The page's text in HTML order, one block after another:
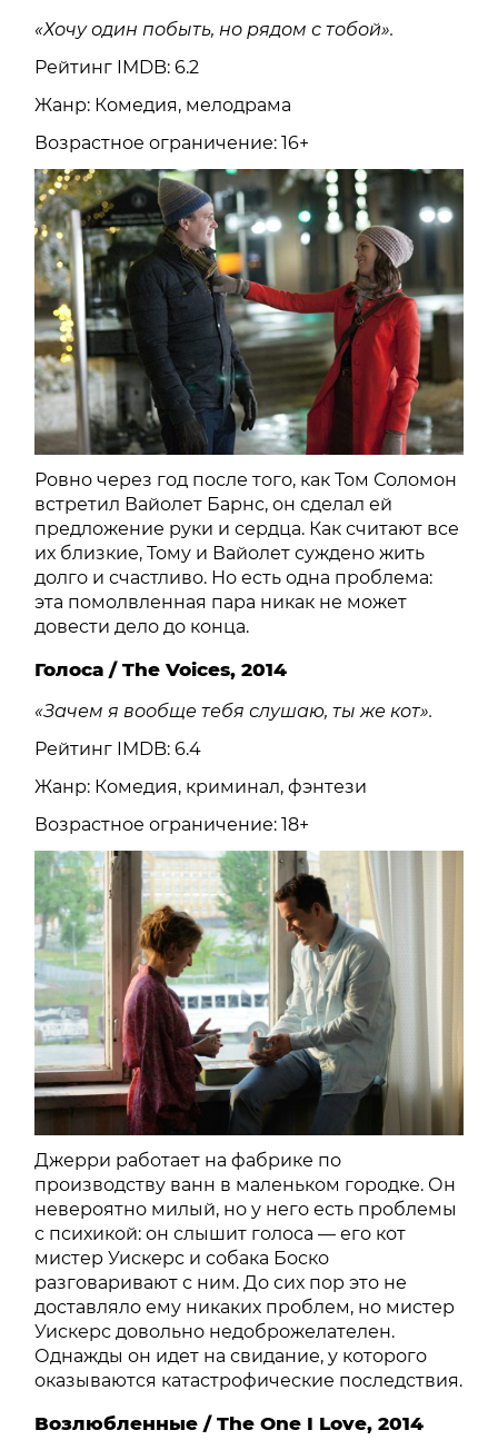
«Хочу один побыть, но рядом с тобой».
Рейтинг IMDB: 6.2
Жанр: Комедия, мелодрама
Возрастное ограничение: 16+
Ровно через год после того, как Том Соломон
встретил Вайолет Барнс, он сделал ей
предложение руки и сердца. Как считают все
их близкие, Тому и Вайолет суждено жить
долго и счастливо. Но есть одна проблема:
эта помолвленная пара никак не может
довести дело до конца.
Голоса / The Voices, 2014
«Зачем я вообще тебя слушаю, ты же кот».
Рейтинг IMDB: 6.4
Жанр: Комедия, криминал, фэнтези
Возрастное ограничение: 18+
Джерри работает на фабрике по
производству ванн в маленьком городке. Он
невероятно милый, но у него есть проблемы
с психикой: он слышит голоса — его кот
мистер Уискерс и собака Боско
разговаривают с ним. До сих пор это не
доставляло ему никаких проблем, но мистер
Уискерс довольно недоброжелателен.
Однажды он идет на свидание, у которого
оказываются катастрофические последствия.
Возлюбленные / The One I Love, 2014